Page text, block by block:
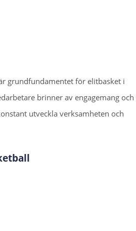
grundfundamentet för elitbasket i
brinner av engagemang och
utveckla verksamheten och